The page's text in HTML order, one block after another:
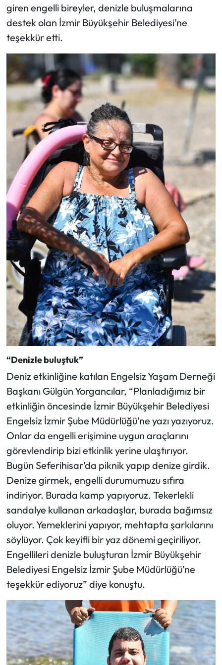
giren engelli bireyler, denizle buluşmalarına
destek olan İzmir Büyükşehir Belediyesi’ne
teşekkür etti.
“Denizle buluştuk”
Deniz etkinliğine katılan Engelsiz Yaşam Derneği
Başkanı Gülgün Yorgancılar, “Planladığımız bir
etkinliğin öncesinde İzmir Büyükşehir Belediyesi
Engelsiz İzmir Şube Müdürlüğü’ne yazı yazıyoruz.
Onlar da engelli erişimine uygun araçlarını
görevlendirip bizi etkinlik yerine ulaştırıyor.
Bugün Seferihisar’da piknik yapıp denize girdik.
Denize girmek, engelli durumumuzu sıfıra
indiriyor. Burada kamp yapıyoruz. Tekerlekli
sandalye kullanan arkadaşlar, burada bağımsız
oluyor. Yemeklerini yapıyor, mehtapta şarkılarını
söylüyor. Çok keyifli bir yaz dönemi geçiriliyor.
Engellileri denizle buluşturan İzmir Büyükşehir
Belediyesi Engelsiz İzmir Şube Müdürlüğü’ne
teşekkür ediyoruz” diye konuştu.